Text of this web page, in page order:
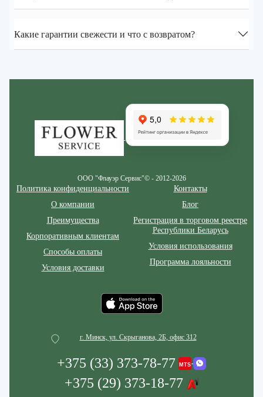
Какие гарантии свежести и что с возвратом?
ООО "Флауэр Сервис"© - 2012-2026
Политика конфиденциальности
О компании
Преимущества
Корпоративным клиентам
Способы оплаты
Условия доставки
Контакты
Блог
Регистрация в торговом реестре
Республики Беларусь
Условия использования
Программа лояльности
г. Минск, ул. Скрыганова, 2Б, офис 312
+375 (33) 373-78-77
+375 (29) 373-18-77